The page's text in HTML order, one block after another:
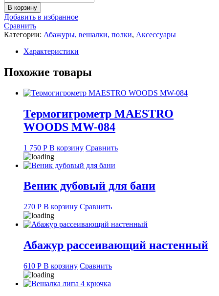
товара
Абажур
для
бани
Волна
В корзину
Добавить в избранное
Сравнить
Категории: Абажуры, вешалки, полки, Аксессуары
Характеристики
Похожие товары
Термогигрометр MAESTRO
WOODS MW-084
1 750 Р В корзину Сравнить
Веник дубовый для бани
270 Р В корзину Сравнить
Абажур рассеивающий настенный
610 Р В корзину Сравнить